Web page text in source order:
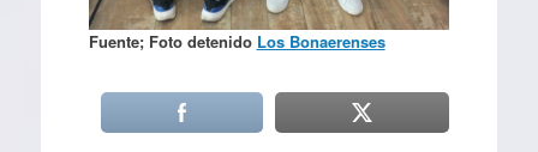
Fuente; Foto detenido Los Bonaerenses